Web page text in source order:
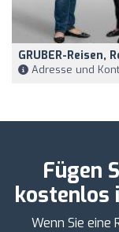
GRUBER-Reisen,
Adresse und
Fügen
kostenlos
Wenn Sie eine